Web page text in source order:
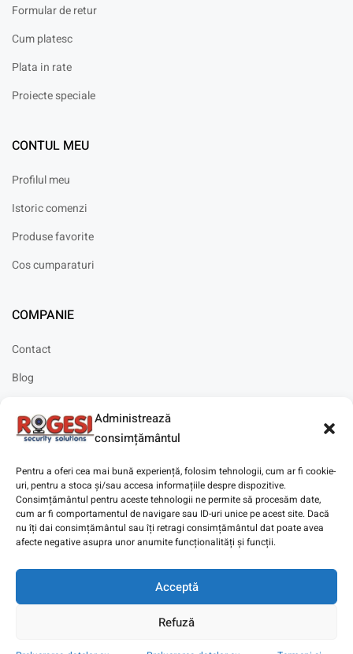
Administrează
consimțământul
Pentru a oferi cea mai bună experiență, folosim tehnologii, cum ar fi cookie-
uri, pentru a stoca și/sau accesa informațiile despre dispozitive.
Consimțământul pentru aceste tehnologii ne permite să procesăm date,
cum ar fi comportamentul de navigare sau ID-uri unice pe acest site. Dacă
nu îți dai consimțământul sau îți retragi consimțământul dat poate avea
afecte negative asupra unor anumite funcționalități și funcții.
Acceptă
Refuză
Formular de retur
Cum platesc
Plata in rate
Proiecte speciale
CONTUL MEU
Profilul meu
Istoric comenzi
Produse favorite
Cos cumparaturi
COMPANIE
Contact
Blog
Solicitare instalare
Copyright © 2025Digitaz.